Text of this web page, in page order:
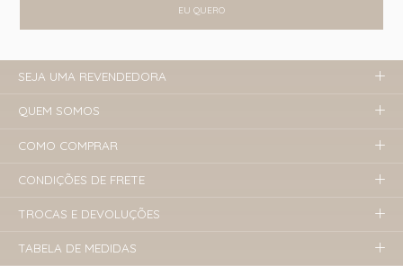
EU QUERO
SEJA UMA REVENDEDORA
QUEM SOMOS
COMO COMPRAR
CONDIÇÕES DE FRETE
TROCAS E DEVOLUÇÕES
TABELA DE MEDIDAS